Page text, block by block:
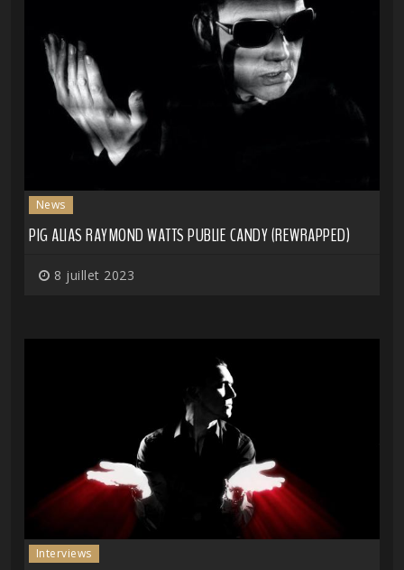
News
PIG ALIAS RAYMOND WATTS PUBLIE CANDY (REWRAPPED)
8 juillet 2023
Interviews